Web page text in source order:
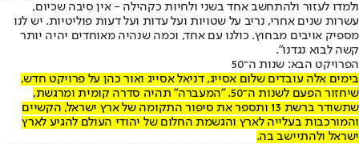
ולמדו לעזור ולהתחשב אחד בשני ולחיות כקהילה - אין סיבה שכיום,
עשרות שנים אחרי, נריב על שטויות ועל עדות ועל דעות פוליטיות. יש לנו
מספיק אויבים מבחוץ. כולנו עם אחד, וכמה שנהיה מאוחדים יהיה יותר
קשה לבוא נגדנו".
הפרויקט הבא: שנות ה־50
בימים אלה עובדים שלום אסייג, דניאל אסייג ואור כהן על פרויקט חדש,
שיחזור הפעם לשנות ה־50. "המעברה" תהיה סדרה קומית ומרגשת,
שתשודר ברשת 13 ותספר את סיפור התקומה של ארץ ישראל, הקשיים
והמורכבות בעלייה לארץ והגשמת החלום של יהודי העולם להגיע לארץ
ישראל ולהתיישב בה.